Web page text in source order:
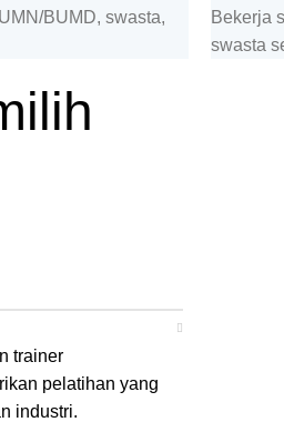
BUMD, swasta,
Bekerja
swasta
trainer
pelatihan yang
industri.